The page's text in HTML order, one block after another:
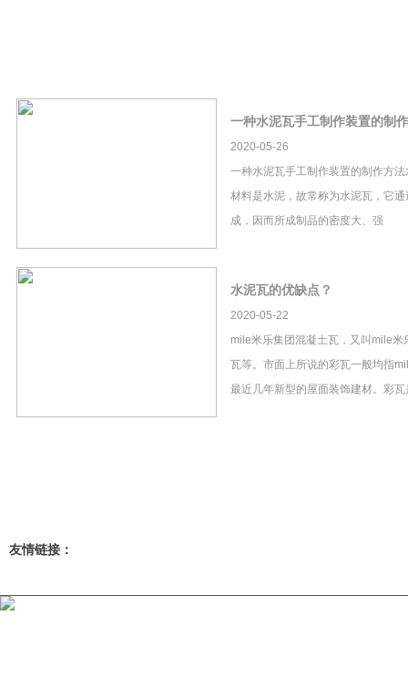
一种水泥瓦手工制作装置的制
2020-05-26
一种水泥瓦手工制作装置的制作方
材料是水泥，故常称为水泥瓦，它
成，因而所成制品的密度大、强
水泥瓦的优缺点？
2020-05-22
mile米乐集团混凝土瓦，又叫mile米
瓦等。市面上所说的彩瓦一般均指
最近几年新型的屋面装饰建材。彩
友情链接：